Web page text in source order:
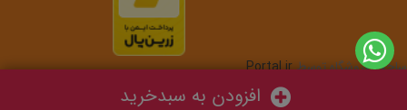
ساخت فروشگاه توسطPortal.ir